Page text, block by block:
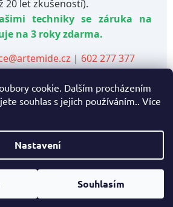
cookie. Dalším procházením
souhlas s jejich používáním.. Více
Nastavení
Souhlasím
20 let zkušeností).
techniky se záruka na
na 3 roky zdarma.
| 602 277 377
služeb nás kontaktujte:
| 📞
Vytvořil Shoptet
Hynek Medřický. Všechna práva
vyhrazena.